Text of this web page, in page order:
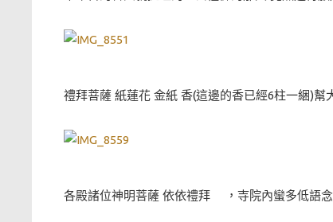
禮拜菩薩 紙蓮花 金紙 香(這邊的香已經6柱一綑)幫
各殿諸位神明菩薩 依依禮拜 ，寺院內蠻多低語